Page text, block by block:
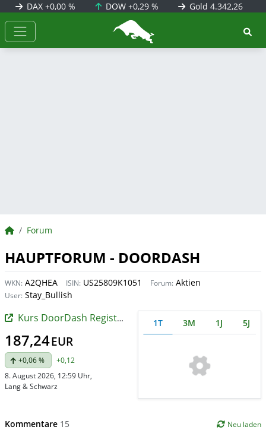
DAX +0,00 % DOW+0,29 % Gold 4.342,26
BörsenNEWS.de
BörsenNEWS.de
Forum
HAUPTFORUM - DOORDASH
WKN: A2QHEA ISIN: US25809K1051 Forum: Aktien
User: Stay_Bullish
Kurs DoorDash Registered (A)
187,24EUR
+0,06 %
+0,12
8. August 2026, 12:59 Uhr,
Lang & Schwarz
1T 3M 1J 5J
Kommentare 15 Neu laden